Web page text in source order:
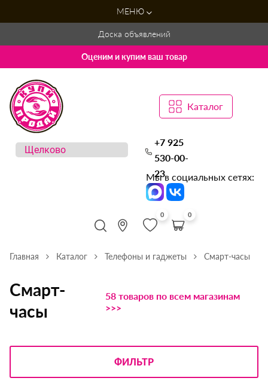
МЕНЮ
Доска объявлений
Оценим и купим ваш товар
Каталог
+7 925
530-00-
23
Мы в социальных сетях:
0 0
Главная Каталог Телефоны и гаджеты Смарт-часы
Смарт-
часы
58 товаров по всем магазинам
>>>
ФИЛЬТР